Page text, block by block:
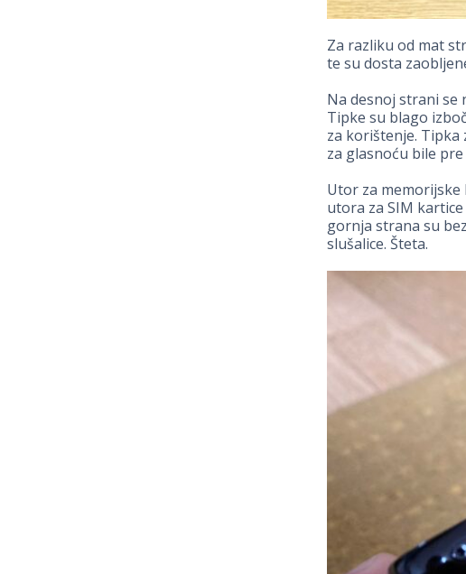
Za razliku od mat
te su dosta
Na desnoj strani se
Tipke su blago
za korištenje.
za glasnoću bile
Utor za
utora za SIM
gornja strana su
slušalice. Šteta.